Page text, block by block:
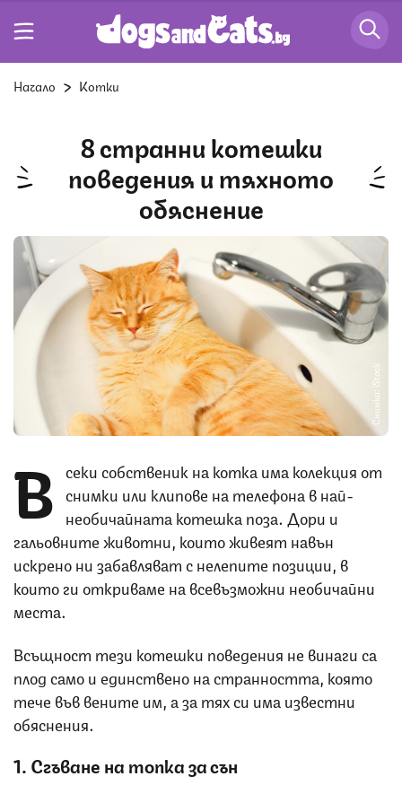
Начало Котки
8 странни котешки
поведения и тяхното
обяснение
Снимка: iStock
В секи собственик на котка има колекция от
снимки или клипове на телефона в най-
необичайната котешка поза. Дори и
гальовните животни, които живеят навън
искрено ни забавляват с нелепите позиции, в
които ги откриваме на всевъзможни необичайни
места.
Всъщност тези котешки поведения не винаги са
плод само и единствено на странността, която
тече във вените им, а за тях си има известни
обяснения.
1. Сгъване на топка за сън